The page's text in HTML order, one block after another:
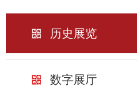
历史展览
数字展厅